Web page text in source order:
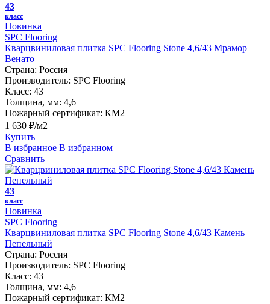
43
класс
Новинка
SPC Flooring
Кварцвиниловая плитка SPC Flooring Stone 4,6/43 Мрамор
Венато
Страна: Россия
Производитель: SPC Flooring
Класс: 43
Толщина, мм: 4,6
Пожарный сертификат: КМ2
1 630 ₽/м2
Купить
В избранное В избранном
Сравнить
43
класс
Новинка
SPC Flooring
Кварцвиниловая плитка SPC Flooring Stone 4,6/43 Камень
Пепельный
Страна: Россия
Производитель: SPC Flooring
Класс: 43
Толщина, мм: 4,6
Пожарный сертификат: КМ2